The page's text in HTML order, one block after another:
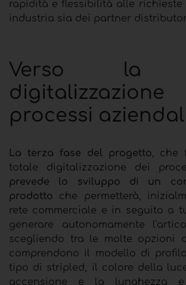
rapidità e flessibilità alle richieste
industria sia dei partner
Verso la
processi
La terza fase del progetto, che
totale digitalizzazione dei
prevede lo sviluppo di un
prodotto che permetterà,
rete commerciale e in seguito a
generare autonomamente
scegliendo tra le molte opzioni
comprendono il modello di
tipo di stripled, il colore della
accensione e la lunghezza